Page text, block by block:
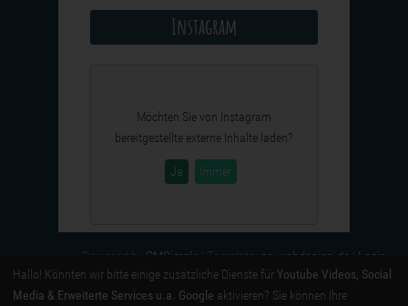
Instagram
Möchten Sie von Instagram
bereitgestellte externe Inhalte laden?
Ja Immer
Powered by CMSimple | Template: ge-webdesign.de Login
Hallo! Könnten wir bitte einige zusätzliche Dienste für Youtube Videos, Social
Media & Erweiterte Services u.a. Google aktivieren? Sie können Ihre